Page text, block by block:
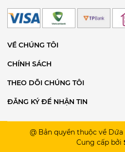
VỀ CHÚNG TÔI
CHÍNH SÁCH
THEO DÕI CHÚNG TÔI
ĐĂNG KÝ ĐỂ NHẬN TIN
@ Bản quyền thuộc về
Cung cấp bởi